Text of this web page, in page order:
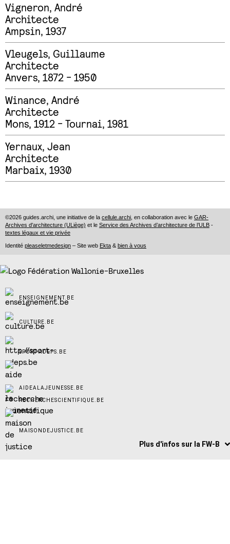
Vigneron, André
Architecte
Ampsin, 1937
Vleugels, Guillaume
Architecte
Anvers, 1872 - 1950
Winance, André
Architecte
Mons, 1912 - Tournai, 1981
Yernaux, Jean
Architecte
Marbaix, 1930
©2026 guides.archi, une initiative de la cellule.archi , en collaboration avec le GAR-
Archives d'architecture (ULiège) et le Service des Archives d’architecture de l’ULB -
textes légaux et vie privée
Identité pleaseletmedesign – Site web Ekta & bien à vous
ENSEIGNEMENT.BE
CULTURE.BE
SPORT-ADEPS.BE
AIDEALAJEUNESSE.BE
RECHERCHESCIENTIFIQUE.BE
MAISONDEJUSTICE.BE
Plus d'infos sur la FW-B